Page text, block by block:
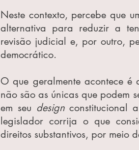
Neste contexto, percebe que
alternativa para reduzir a
revisão judicial e, por outro,
democrático.
O que geralmente acontece é
não são as únicas que podem
em seu design constitucional
legislador corrija o que
direitos substantivos, por meio